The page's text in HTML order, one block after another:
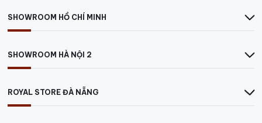
SHOWROOM HỒ CHÍ MINH
SHOWROOM HÀ NỘI 2
ROYAL STORE ĐÀ NẴNG